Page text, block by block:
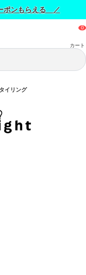
ポンもらえる ／
カート
イリング